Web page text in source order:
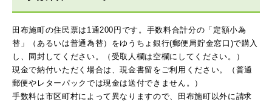
田布施町の住民票は1通200円です。手数料合計分の「定額小為
替」（あるいは普通為替）をゆうちょ銀行(郵便局貯金窓口)で購入
し、同封してください。（受取人欄は空欄にしてください。）
現金で納付いただく場合は、現金書留をご利用ください。（普通
郵便やレターパックでは現金は送付できません。）
手数料は市区町村によって異なりますので、田布施町以外に請求